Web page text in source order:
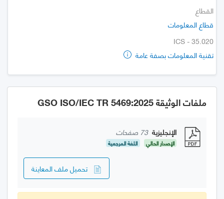
القطاع
قطاع المعلومات
ICS - 35.020
تقنية المعلومات بصفة عامة
ملفات الوثيقة GSO ISO/IEC TR 5469:2025
الإنجليزية 73 صفحات
الإصدار الحالي اللغة المرجعية
تحميل ملف المعاينة